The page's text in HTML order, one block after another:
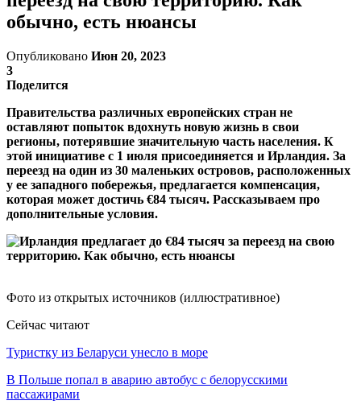
обычно, есть нюансы
Опубликовано Июн 20, 2023
3
Поделится
Правительства различных европейских стран не
оставляют попыток вдохнуть новую жизнь в свои
регионы, потерявшие значительную часть населения. К
этой инициативе с 1 июля присоединяется и Ирландия. За
переезд на один из 30 маленьких островов, расположенных
у ее западного побережья, предлагается компенсация,
которая может достичь €84 тысяч. Рассказываем про
дополнительные условия.
Фото из открытых источников (иллюстративное)
Сейчас читают
Туристку из Беларуси унесло в море
В Польше попал в аварию автобус с белорусскими
пассажирами